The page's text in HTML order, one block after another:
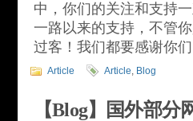
中，你们的关注和支持
一路以来的支持，不管
过客！我们都要感谢你
Article Article, Blog
【Blog】国外部